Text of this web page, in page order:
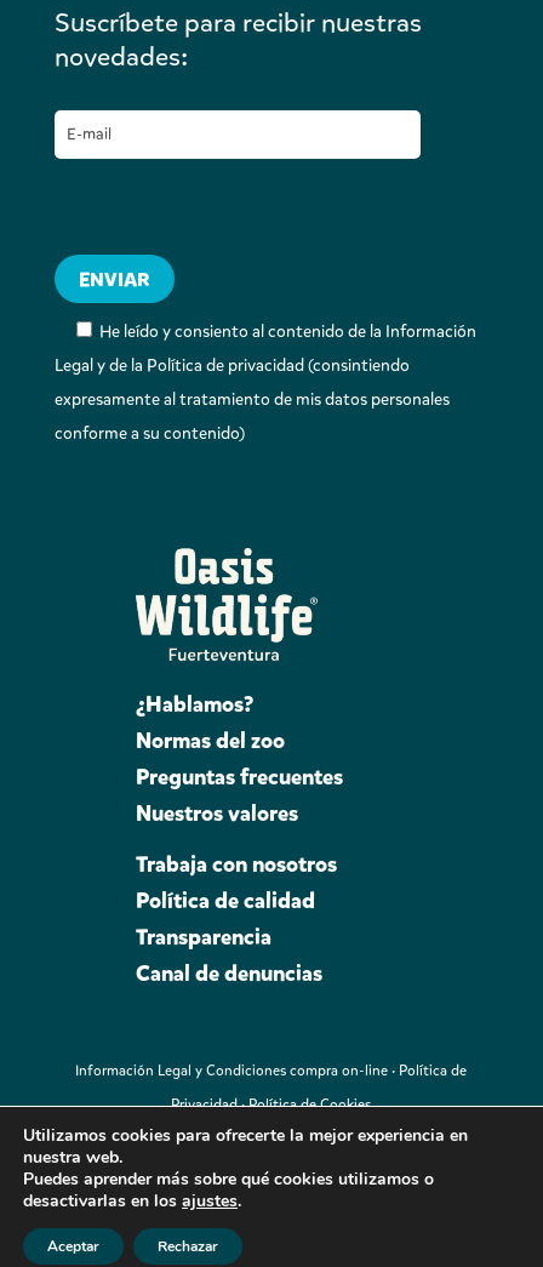
Suscríbete para recibir nuestras
novedades:
He leído y consiento al contenido de la Información
Legal y de la Política de privacidad (consintiendo
expresamente al tratamiento de mis datos personales
conforme a su contenido)
¿Hablamos?
Normas del zoo
Preguntas frecuentes
Nuestros valores
Trabaja con nosotros
Política de calidad
Transparencia
Canal de denuncias
Información Legal y Condiciones compra on-line· Política de
Privacidad·Política de Cookies
© Copyright 2020 · Oasis Wildlife Fuerteventura. Todos los
derechos reservados.
Utilizamos cookies para ofrecerte la mejor experiencia en
nuestra web.
Puedes aprender más sobre qué cookies utilizamos o
desactivarlas en los ajustes.
Aceptar Rechazar